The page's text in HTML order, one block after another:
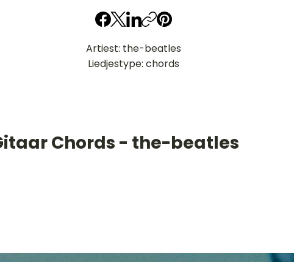
Artiest: the-beatles
Liedjestype: chords
Chords - the-beatles